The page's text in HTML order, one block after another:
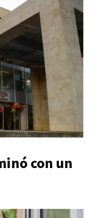
con un